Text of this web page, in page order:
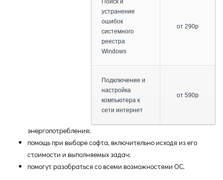
устранение
ошибок
системного
реестра
Windows
от 290р
Подключение и
настройка
компьютера к
сети интернет
от 590р
энергопотребления;
помощь при выборе софта, включительно исходя из его
стоимости и выполняемых задач;
помогут разобраться со всеми возможностями ОС.